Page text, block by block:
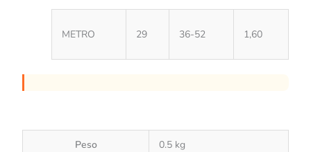
METRO 29 36-52 1,60
Peso 0.5 kg